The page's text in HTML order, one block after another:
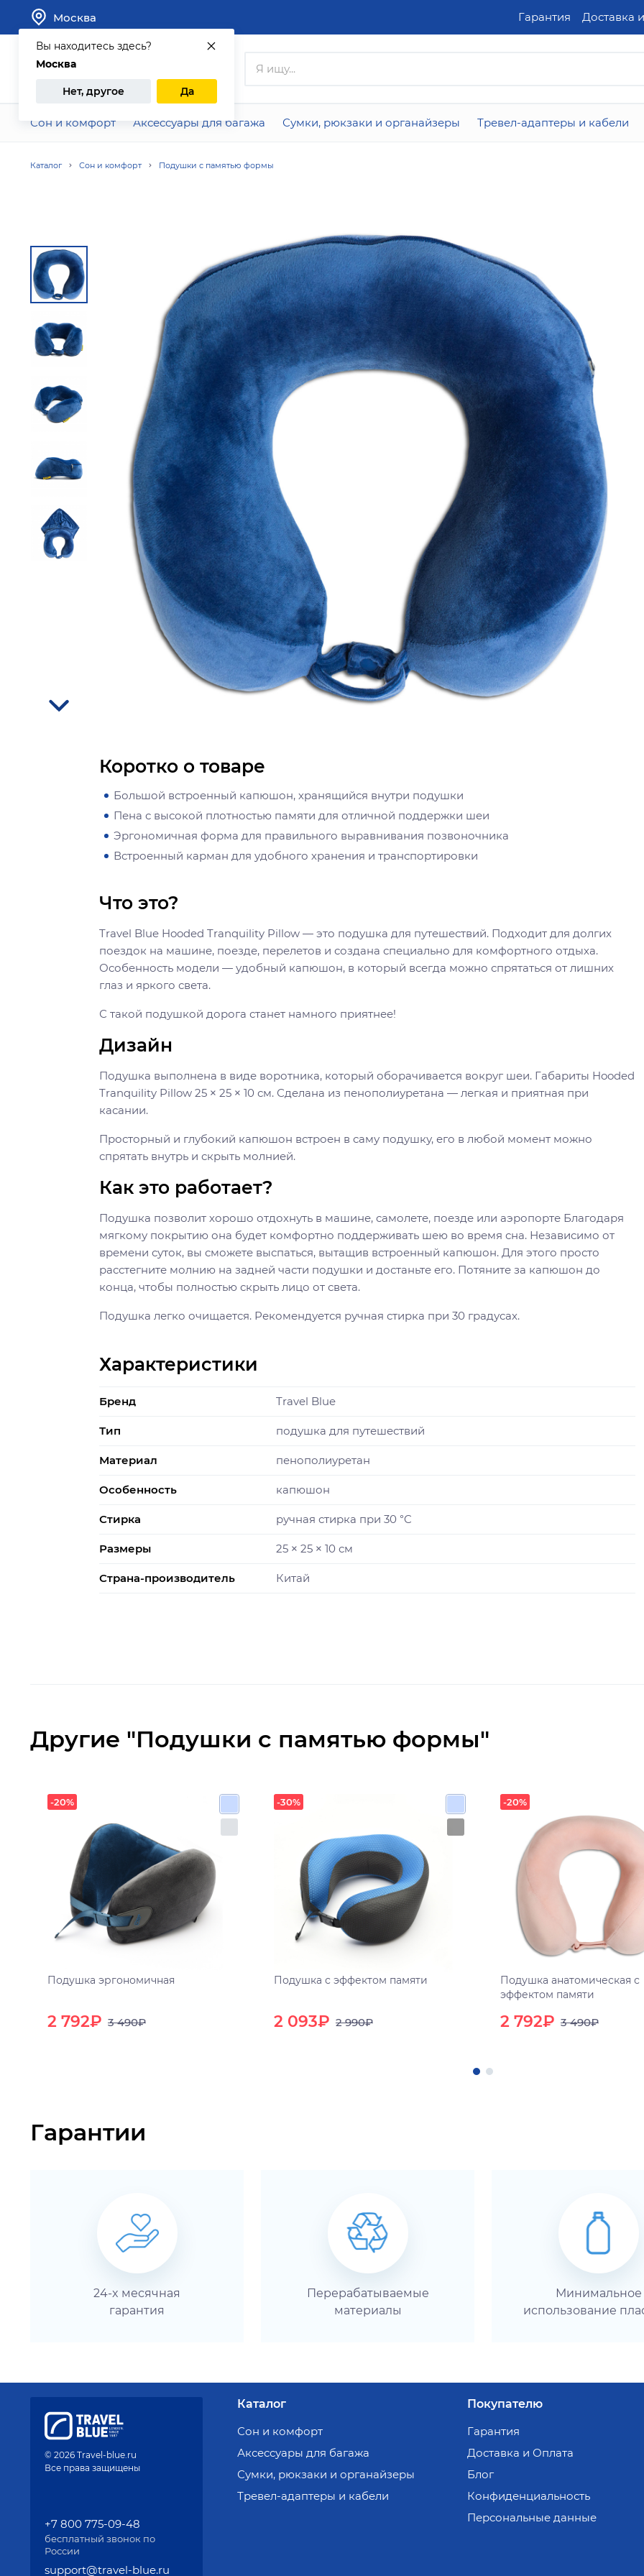
Вы находитесь здесь?
Москва
Нет, другое Да
Москва Гарантия Доставка
Сон и комфорт Аксессуары для багажа Сумки, рюкзаки и органайзеры Тревел-адаптеры и кабели
Каталог Сон и комфорт Подушки с памятью формы
Коротко о товаре
Большой встроенный капюшон, хранящийся внутри подушки
Пена с высокой плотностью памяти для отличной поддержки шеи
Эргономичная форма для правильного выравнивания позвоночника
Встроенный карман для удобного хранения и транспортировки
Что это?
Travel Blue Hooded Tranquility Pillow — это подушка для путешествий. Подходит для долгих
поездок на машине, поезде, перелетов и создана специально для комфортного отдыха.
Особенность модели — удобный капюшон, в который всегда можно спрятаться от лишних
глаз и яркого света.
С такой подушкой дорога станет намного приятнее!
Дизайн
Подушка выполнена в виде воротника, который оборачивается вокруг шеи. Габариты Hooded
Tranquility Pillow 25 × 25 × 10 см. Сделана из пенополиуретана — легкая и приятная при
касании.
Просторный и глубокий капюшон встроен в саму подушку, его в любой момент можно
спрятать внутрь и скрыть молнией.
Как это работает?
Подушка позволит хорошо отдохнуть в машине, самолете, поезде или аэропорте Благодаря
мягкому покрытию она будет комфортно поддерживать шею во время сна. Независимо от
времени суток, вы сможете выспаться, вытащив встроенный капюшон. Для этого просто
расстегните молнию на задней части подушки и достаньте его. Потяните за капюшон до
конца, чтобы полностью скрыть лицо от света.
Подушка легко очищается. Рекомендуется ручная стирка при 30 градусах.
Характеристики
Бренд Travel Blue
Тип подушка для путешествий
Материал пенополиуретан
Особенность капюшон
Стирка ручная стирка при 30 °C
Размеры 25 × 25 × 10 см
Страна-производитель Китай
Другие "Подушки с памятью формы"
-20%
Подушка эргономичная
2 792₽ 3 490₽
-30%
Подушка с эффектом памяти
2 093₽ 2 990₽
-20%
Подушка анатомическая с
эффектом памяти
2 792₽ 3 490₽
Гарантии
24-x месячная
гарантия
Перерабатываемые
материалы
Минимальное
использование
© 2026 Travel-blue.ru
Все права защищены
+7 800 775-09-48
бесплатный звонок по
России
support@travel-blue.ru
Каталог
Сон и комфорт
Аксессуары для багажа
Сумки, рюкзаки и органайзеры
Тревел-адаптеры и кабели
Покупателю
Гарантия
Доставка и Оплата
Блог
Конфиденциальность
Персональные данные